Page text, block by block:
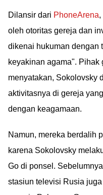
Dilansir dari PhoneArena,
oleh otoritas gereja dan
dikenai hukuman dengan
keyakinan agama". Pihak
menyatakan, Sokolovsky
aktivitasnya di gereja
dengan keagamaan.
Namun, mereka berdalih
karena Sokolovsky
Go di ponsel.
stasiun televisi Rusia